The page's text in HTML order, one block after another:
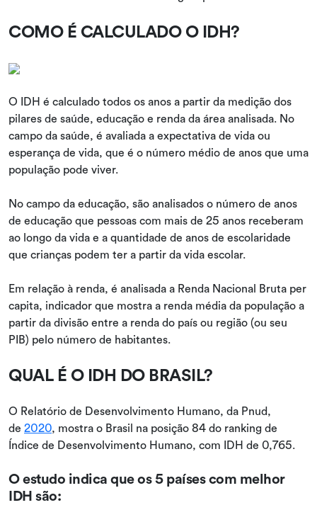
COMO É CALCULADO O IDH?
O IDH é calculado todos os anos a partir da medição dos
pilares de saúde, educação e renda da área analisada. No
campo da saúde, é avaliada a expectativa de vida ou
esperança de vida, que é o número médio de anos que uma
população pode viver.
No campo da educação, são analisados o número de anos
de educação que pessoas com mais de 25 anos receberam
ao longo da vida e a quantidade de anos de escolaridade
que crianças podem ter a partir da vida escolar.
Em relação à renda, é analisada a Renda Nacional Bruta per
capita, indicador que mostra a renda média da população a
partir da divisão entre a renda do país ou região (ou seu
PIB) pelo número de habitantes.
QUAL É O IDH DO BRASIL?
O Relatório de Desenvolvimento Humano, da Pnud,
de 2020, mostra o Brasil na posição 84 do ranking de
Índice de Desenvolvimento Humano, com IDH de 0,765.
O estudo indica que os 5 países com melhor
IDH são: